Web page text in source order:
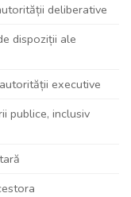
deliberative
dispoziții ale
executive
publice, inclusiv